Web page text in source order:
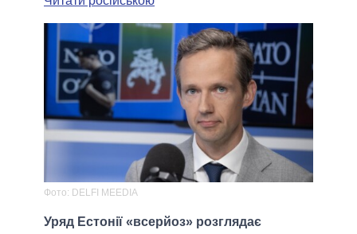
Фото: DELFI MEEDIA
Уряд Естонії «всерйоз» розглядає